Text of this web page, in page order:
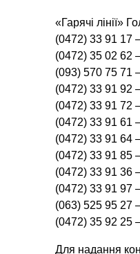
«Гарячі лінії»
(0472) 33 91 17
(0472) 35 02 62
(093) 570 75 71
(0472) 33 91 92
(0472) 33 91 72
(0472) 33 91 61
(0472) 33 91 64
(0472) 33 91 85
(0472) 33 91
(0472) 33 91 97
(063) 525 95 27
(0472) 35 92 25
Для надання